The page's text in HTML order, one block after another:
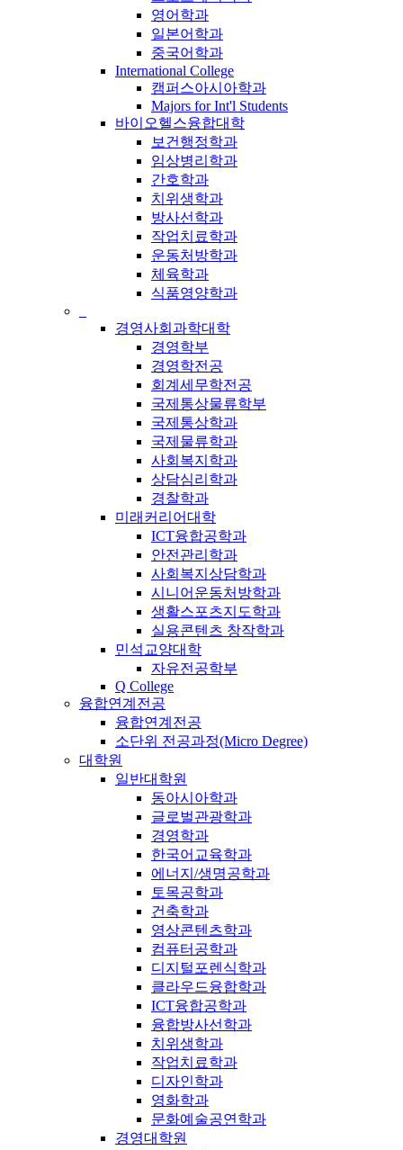
영어학과
일본어학과
중국어학과
International College
캠퍼스아시아학과
Majors for Int'l Students
바이오헬스융합대학
보건행정학과
임상병리학과
간호학과
치위생학과
방사선학과
작업치료학과
운동처방학과
체육학과
식품영양학과
경영사회과학대학
경영학부
경영학전공
회계세무학전공
국제통상물류학부
국제통상학과
국제물류학과
사회복지학과
상담심리학과
경찰학과
미래커리어대학
ICT융합공학과
안전관리학과
사회복지상담학과
시니어운동처방학과
생활스포츠지도학과
실용콘텐츠 창작학과
민석교양대학
자유전공학부
Q College
융합연계전공
융합연계전공
소단위 전공과정(Micro Degree)
대학원
일반대학원
동아시아학과
글로벌관광학과
경영학과
한국어교육학과
에너지/생명공학과
토목공학과
건축학과
영상콘텐츠학과
컴퓨터공학과
디지털포렌식학과
클라우드융합학과
ICT융합공학과
융합방사선학과
치위생학과
작업치료학과
디자인학과
영화학과
문화예술공연학과
경영대학원